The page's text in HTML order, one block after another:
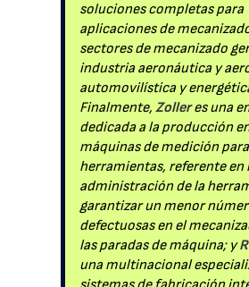
soluciones completas para
aplicaciones de
sectores de mecanizado
industria aeronáutica y
automovilística y
Finalmente, Zolleres una
dedicada a la producción
máquinas de medición para
herramientas, referente en
administración de la
garantizar un menor
defectuosas en el
las paradas de máquina; y
una multinacional